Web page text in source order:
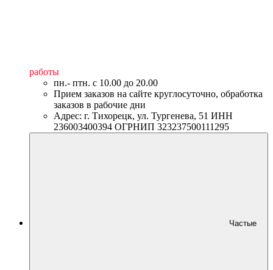
работы
пн.- птн. c 10.00 до 20.00
Прием заказов на сайте круглосуточно, обработка
заказов в рабочие дни
Адрес: г. Тихорецк, ул. Тургенева, 51 ИНН
236003400394 ОГРНИП 323237500111295
Частые